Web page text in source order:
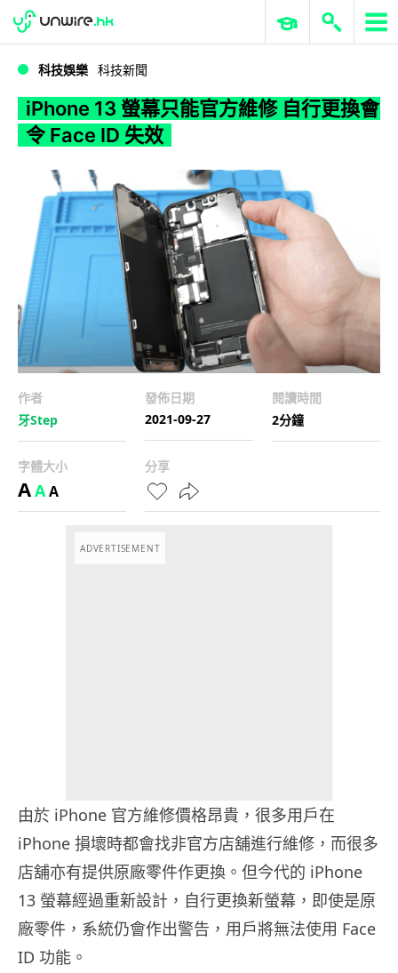
WWDC 2026 ERP 與商業 AI
科技娛樂 科技新聞
iPhone 13 螢幕只能官方維修 自行更換會
令 Face ID 失效
作者
牙Step
發佈日期
2021-09-27
閱讀時間
2分鐘
字體大小
AAA
分享
ADVERTISEMENT
由於 iPhone 官方維修價格昂貴，很多用戶在
iPhone 損壞時都會找非官方店舖進行維修，而很多
店舖亦有提供原廠零件作更換。但今代的 iPhone
13 螢幕經過重新設計，自行更換新螢幕，即使是原
廠零件，系統仍會作出警告，用戶將無法使用 Face
ID 功能。